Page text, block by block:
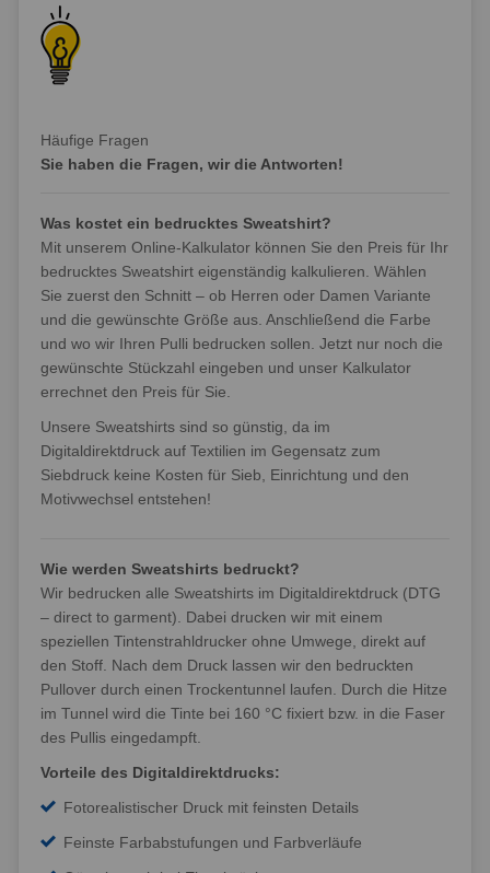
Häufige Fragen
Sie haben die Fragen, wir die Antworten!
Was kostet ein bedrucktes Sweatshirt?
Mit unserem Online-Kalkulator können Sie den Preis für Ihr
bedrucktes Sweatshirt eigenständig kalkulieren. Wählen
Sie zuerst den Schnitt – ob Herren oder Damen Variante
und die gewünschte Größe aus. Anschließend die Farbe
und wo wir Ihren Pulli bedrucken sollen. Jetzt nur noch die
gewünschte Stückzahl eingeben und unser Kalkulator
errechnet den Preis für Sie.
Unsere Sweatshirts sind so günstig, da im
Digitaldirektdruck auf Textilien im Gegensatz zum
Siebdruck keine Kosten für Sieb, Einrichtung und den
Motivwechsel entstehen!
Wie werden Sweatshirts bedruckt?
Wir bedrucken alle Sweatshirts im Digitaldirektdruck (DTG
– direct to garment). Dabei drucken wir mit einem
speziellen Tintenstrahldrucker ohne Umwege, direkt auf
den Stoff. Nach dem Druck lassen wir den bedruckten
Pullover durch einen Trockentunnel laufen. Durch die Hitze
im Tunnel wird die Tinte bei 160 °C fixiert bzw. in die Faser
des Pullis eingedampft.
Vorteile des Digitaldirektdrucks:
Fotorealistischer Druck mit feinsten Details
Feinste Farbabstufungen und Farbverläufe